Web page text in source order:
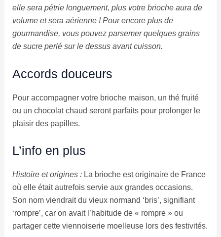
elle sera pétrie longuement, plus votre brioche aura de
volume et sera aérienne ! Pour encore plus de
gourmandise, vous pouvez parsemer quelques grains
de sucre perlé sur le dessus avant cuisson.
Accords douceurs
Pour accompagner votre brioche maison, un thé fruité
ou un chocolat chaud seront parfaits pour prolonger le
plaisir des papilles.
L’info en plus
Histoire et origines :La brioche est originaire de France
où elle était autrefois servie aux grandes occasions.
Son nom viendrait du vieux normand ‘bris’, signifiant
‘rompre’, car on avait l’habitude de « rompre » ou
partager cette viennoiserie moelleuse lors des festivités.